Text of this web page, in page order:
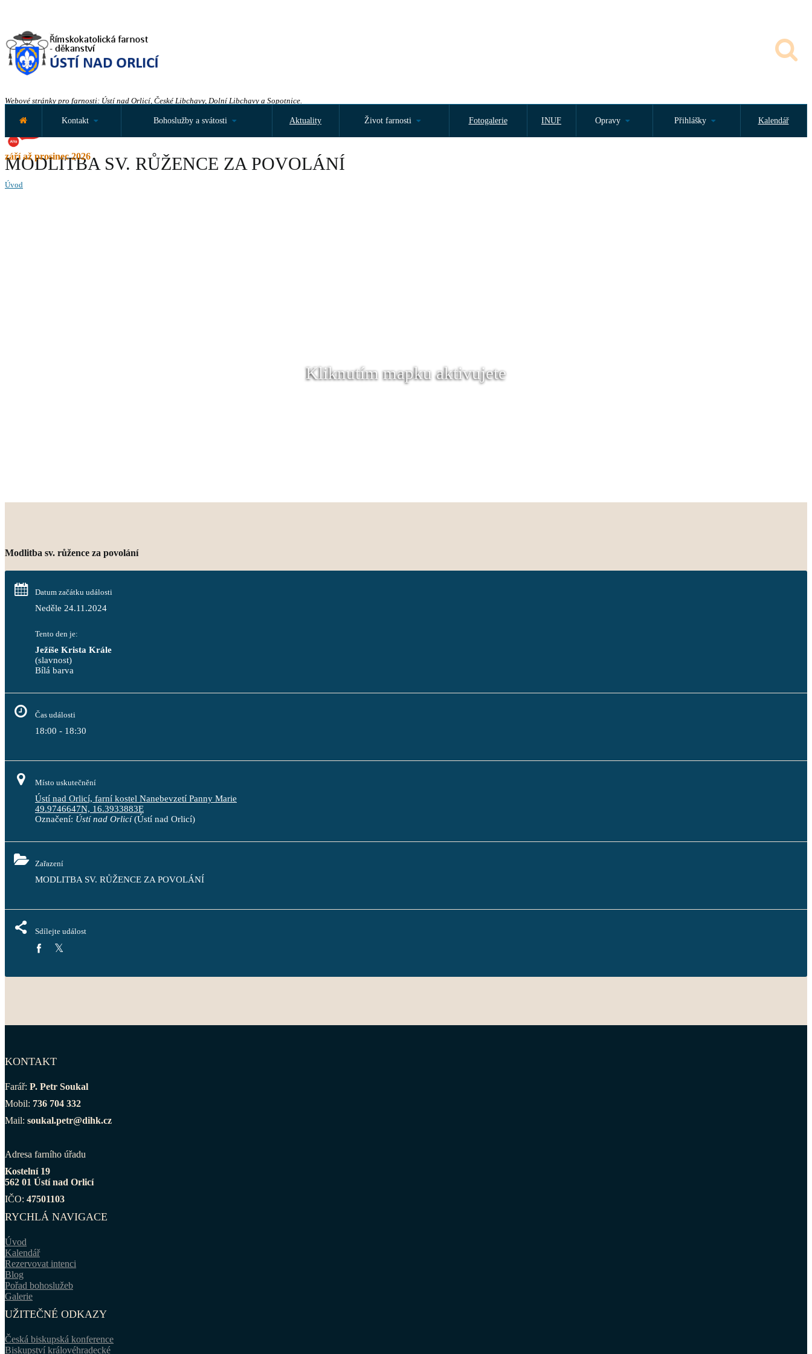
Webové stránky pro farnosti: Ústí nad Orlicí, České Libchavy, Dolní Libchavy a Sopotnice.
září až prosinec 2026
Kontakt Bohoslužby a svátosti Aktuality Život farnosti Fotogalerie INUF Opravy Přihlášky Kalendář
MODLITBA SV. RŮŽENCE ZA POVOLÁNÍ
Úvod
Kliknutím mapku aktivujete
Modlitba sv. růžence za povolání
Datum začátku události
Neděle 24.11.2024
Tento den je:
Ježíše Krista Krále
(slavnost)
Bílá barva
Čas události
18:00 - 18:30
Místo uskutečnění
Ústí nad Orlicí, farní kostel Nanebevzetí Panny Marie
49.9746647N, 16.3933883E
Označení: Ústí nad Orlicí(Ústí nad Orlicí)
Zařazení
MODLITBA SV. RŮŽENCE ZA POVOLÁNÍ
Sdílejte událost
KONTAKT
Farář: P. Petr Soukal
Mobil: 736 704 332
Mail: soukal.petr@dihk.cz
Adresa farního úřadu
Kostelní 19
562 01 Ústí nad Orlicí
IČO: 47501103
RYCHLÁ NAVIGACE
Úvod
Kalendář
Rezervovat intenci
Blog
Pořad bohoslužeb
Galerie
UŽITEČNÉ ODKAZY
Česká biskupská konference
Biskupství královéhradecké